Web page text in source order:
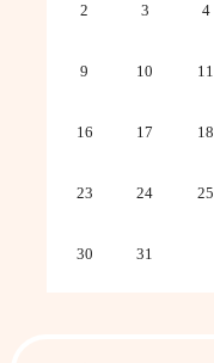
2 3 4
9 10 11
16 17 18
23 24 25
30 31